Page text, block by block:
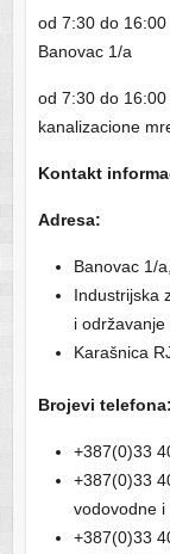
od 7:30 do
Banovac 1/a
od 7:30 do
kanalizacione
Kontakt
Adresa:
Banovac 1/
Industrijska
i
Karašnica
Brojevi telefona:
+387(0)33
+387(0)33
vodovodne
+387(0)33